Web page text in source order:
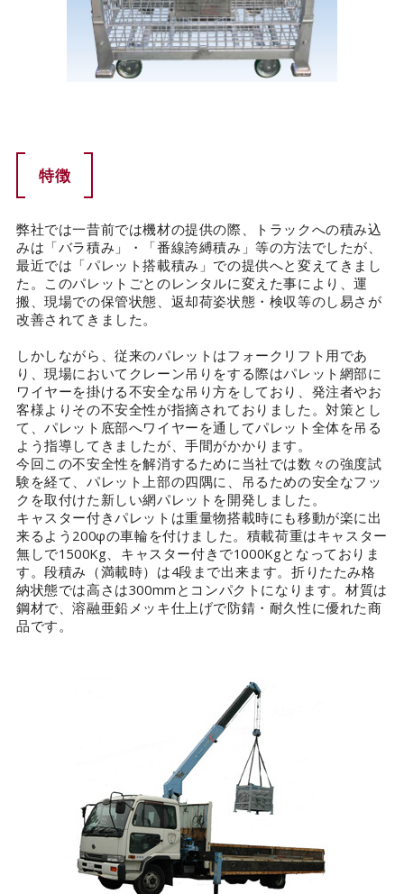
特徴
弊社では一昔前では機材の提供の際、トラックへの積み込
みは「バラ積み」・「番線誇縛積み」等の方法でしたが、
最近では「パレット搭載積み」での提供へと変えてきまし
た。このパレットごとのレンタルに変えた事により、運
搬、現場での保管状態、返却荷姿状態・検収等のし易さが
改善されてきました。
しかしながら、従来のパレットはフォークリフト用であ
り、現場においてクレーン吊りをする際はパレット網部に
ワイヤーを掛ける不安全な吊り方をしており、発注者やお
客様よりその不安全性が指摘されておりました。対策とし
て、パレット底部へワイヤーを通してパレット全体を吊る
よう指導してきましたが、手間がかかります。
今回この不安全性を解消するために当社では数々の強度試
験を経て、パレット上部の四隅に、吊るための安全なフッ
クを取付けた新しい網パレットを開発しました。
キャスター付きパレットは重量物搭載時にも移動が楽に出
来るよう200φの車輪を付けました。積載荷重はキャスター
無しで1500Kg、キャスター付きで1000Kgとなっておりま
す。段積み（満載時）は4段まで出来ます。折りたたみ格
納状態では高さは300mmとコンパクトになります。材質は
鋼材で、溶融亜鉛メッキ仕上げで防錆・耐久性に優れた商
品です。